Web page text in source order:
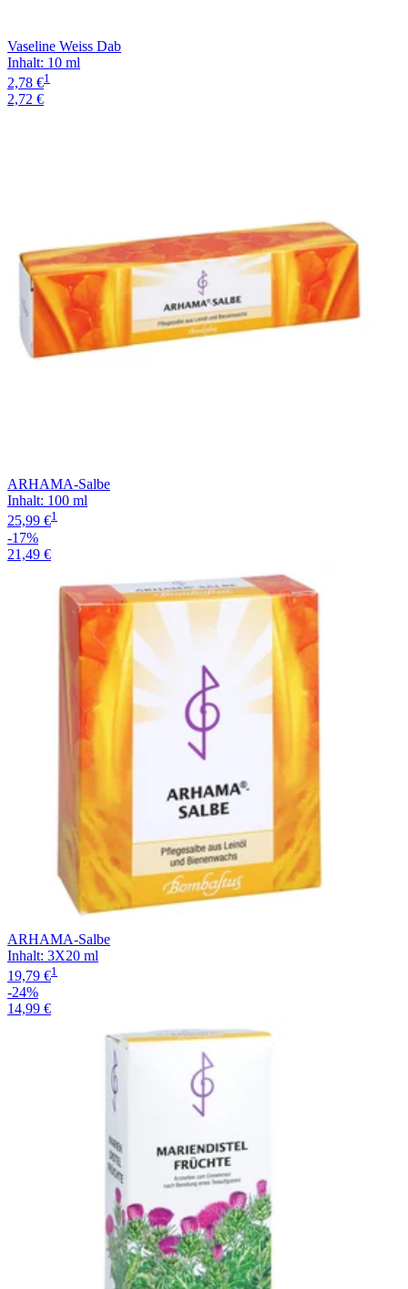
Vaseline Weiss Dab
Inhalt: 10 ml
2,78 €1
2,72 €
ARHAMA-Salbe
Inhalt: 100 ml
25,99 €1
-17%
21,49 €
ARHAMA-Salbe
Inhalt: 3X20 ml
19,79 €1
-24%
14,99 €